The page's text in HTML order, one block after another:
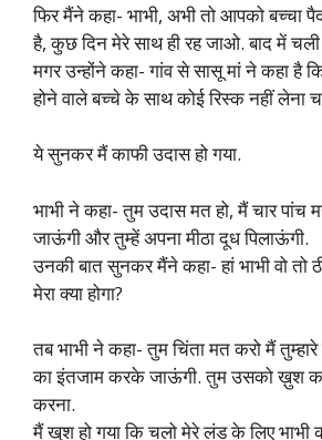
फिर मैंने कहा- भाभी, अभी तो आपको बच्चा
है, कुछ दिन मेरे साथ ही रह जाओ. बाद में चली
मगर उन्होंने कहा- गांव से सासू मां ने कहा है
होने वाले बच्चे के साथ कोई रिस्क नहीं लेना
ये सुनकर मैं काफी उदास हो गया.
भाभी ने कहा- तुम उदास मत हो, मैं चार पांच
जाऊंगी और तुम्हें अपना मीठा दूध पिलाऊंगी.
उनकी बात सुनकर मैंने कहा- हां भाभी वो
मेरा क्या होगा?
तब भाभी ने कहा- तुम चिंता मत करो मैं
का इंतजाम करके जाऊंगी. तुम उसको ख़ुश
करना.
मैं खुश हो गया कि चलो मेरे लंड के लिए भाभी